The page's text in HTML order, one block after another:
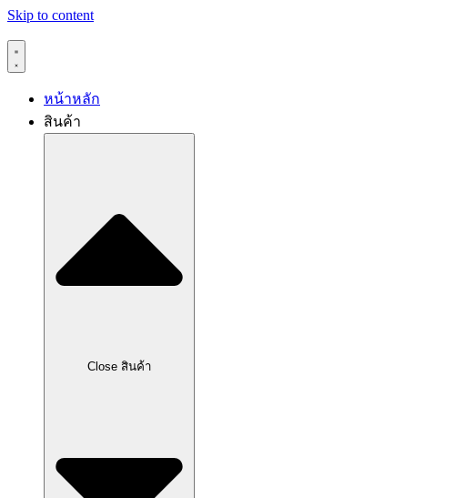
Skip to content
หน้าหลัก
สินค้า
Close สินค้า